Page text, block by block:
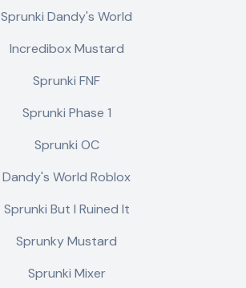
Sprunki Dandy's World
Incredibox Mustard
Sprunki FNF
Sprunki Phase 1
Sprunki OC
Dandy's World Roblox
Sprunki But I Ruined It
Sprunky Mustard
Sprunki Mixer